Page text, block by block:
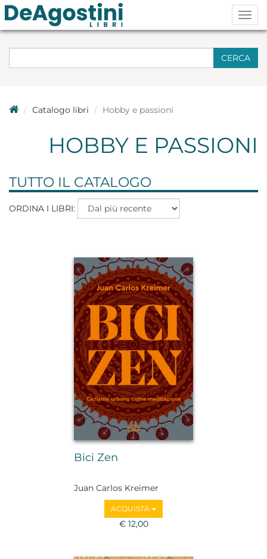
CERCA
Catalogo libri Hobby e passioni
HOBBY E PASSIONI
TUTTO IL CATALOGO
ORDINA I LIBRI:
Bici Zen
Juan Carlos Kreimer
ACQUISTA
€ 12,00